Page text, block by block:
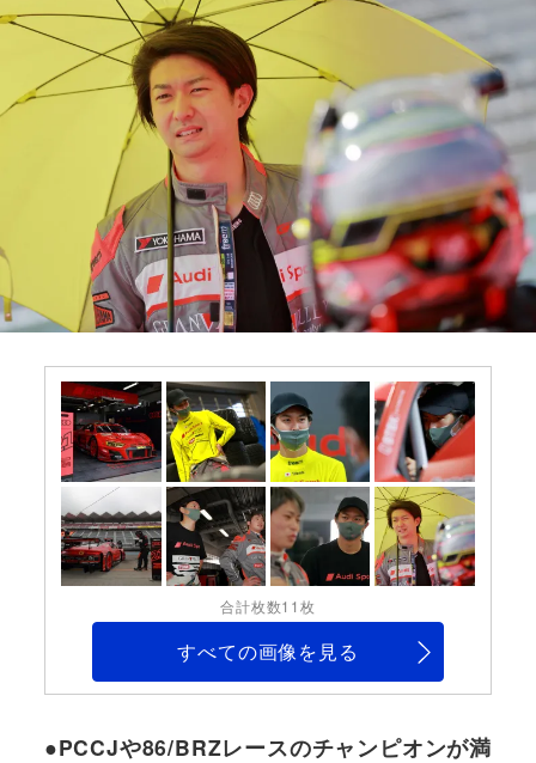
合計枚数11枚
すべての画像を見る
●PCCJや86/BRZレースのチャンピオンが満